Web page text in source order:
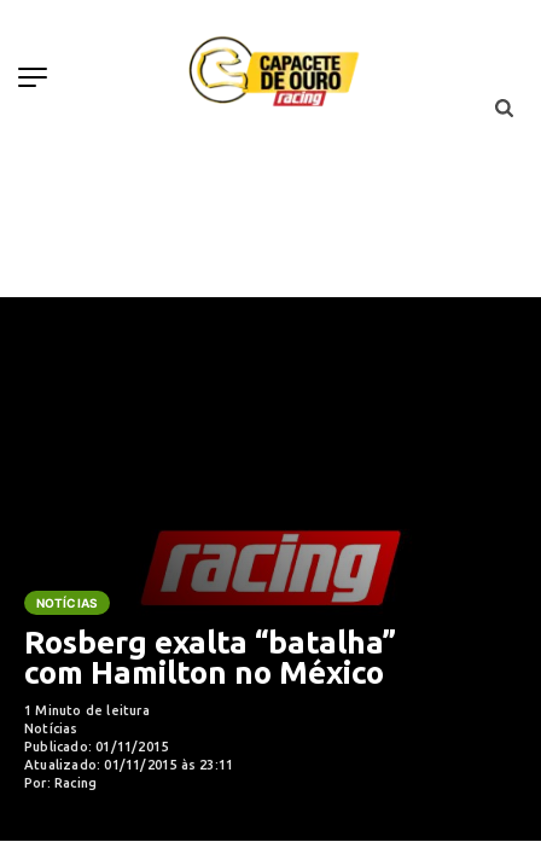
NOTÍCIAS
Rosberg exalta “batalha”
com Hamilton no México
1 Minuto de leitura
Notícias
Publicado: 01/11/2015
Atualizado: 01/11/2015 às 23:11
Por: Racing